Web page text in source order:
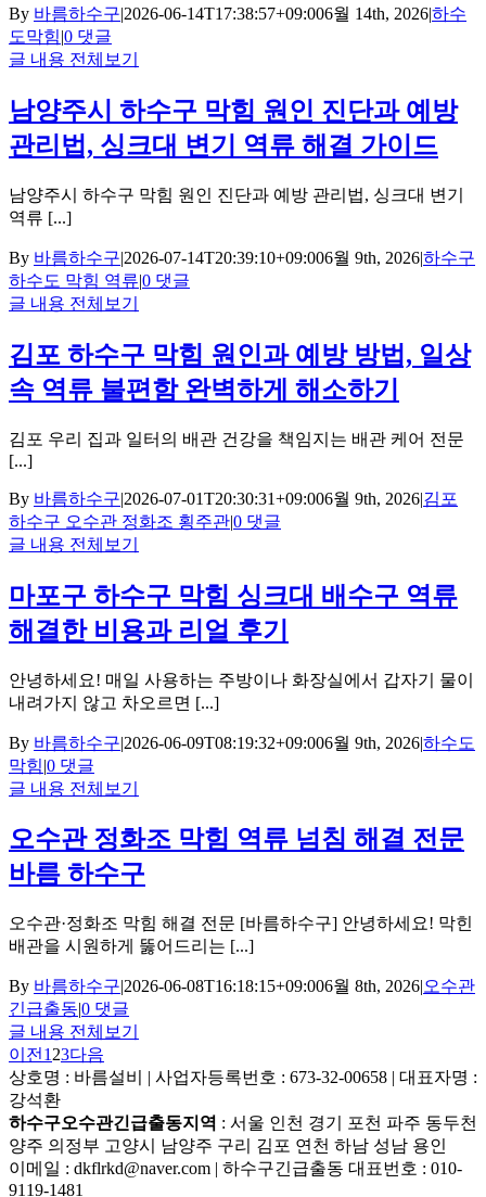
By 바름하수구|2026-06-14T17:38:57+09:006월 14th, 2026|하수
도막힘|0 댓글
글 내용 전체보기
남양주시 하수구 막힘 원인 진단과 예방
관리법, 싱크대 변기 역류 해결 가이드
남양주시 하수구 막힘 원인 진단과 예방 관리법, 싱크대 변기
역류 [...]
By 바름하수구|2026-07-14T20:39:10+09:006월 9th, 2026|하수구
하수도 막힘 역류|0 댓글
글 내용 전체보기
김포 하수구 막힘 원인과 예방 방법, 일상
속 역류 불편함 완벽하게 해소하기
김포 우리 집과 일터의 배관 건강을 책임지는 배관 케어 전문
[...]
By 바름하수구|2026-07-01T20:30:31+09:006월 9th, 2026|김포
하수구 오수관 정화조 횡주관|0 댓글
글 내용 전체보기
마포구 하수구 막힘 싱크대 배수구 역류
해결한 비용과 리얼 후기
안녕하세요! 매일 사용하는 주방이나 화장실에서 갑자기 물이
내려가지 않고 차오르면 [...]
By 바름하수구|2026-06-09T08:19:32+09:006월 9th, 2026|하수도
막힘|0 댓글
글 내용 전체보기
오수관 정화조 막힘 역류 넘침 해결 전문
바름 하수구
오수관·정화조 막힘 해결 전문 [바름하수구] 안녕하세요! 막힌
배관을 시원하게 뚫어드리는 [...]
By 바름하수구|2026-06-08T16:18:15+09:006월 8th, 2026|오수관
긴급출동|0 댓글
글 내용 전체보기
이전 1 23다음
상호명 : 바름설비 | 사업자등록번호 : 673-32-00658 | 대표자명 :
강석환
하수구오수관긴급출동지역 : 서울 인천 경기 포천 파주 동두천
양주 의정부 고양시 남양주 구리 김포 연천 하남 성남 용인
이메일 : dkflrkd@naver.com | 하수구긴급출동 대표번호 : 010-
9119-1481